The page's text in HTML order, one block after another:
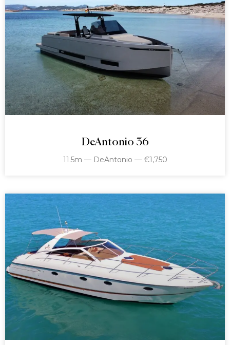
DeAntonio 36
11.5m — DeAntonio — €1,750